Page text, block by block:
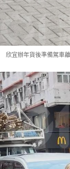
欣宜辦年貨後準備駕車